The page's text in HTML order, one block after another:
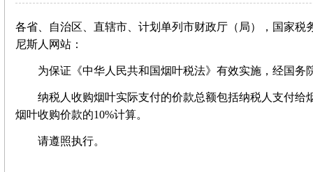
各省、自治区、直辖市、计划单列市财政厅（局），国家
尼斯人网站：
为保证《中华人民共和国烟叶税法》有效实施，经国务
纳税人收购烟叶实际支付的价款总额包括纳税人支付给
烟叶收购价款的10%计算。
请遵照执行。